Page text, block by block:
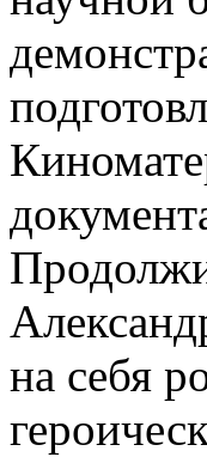
на себя